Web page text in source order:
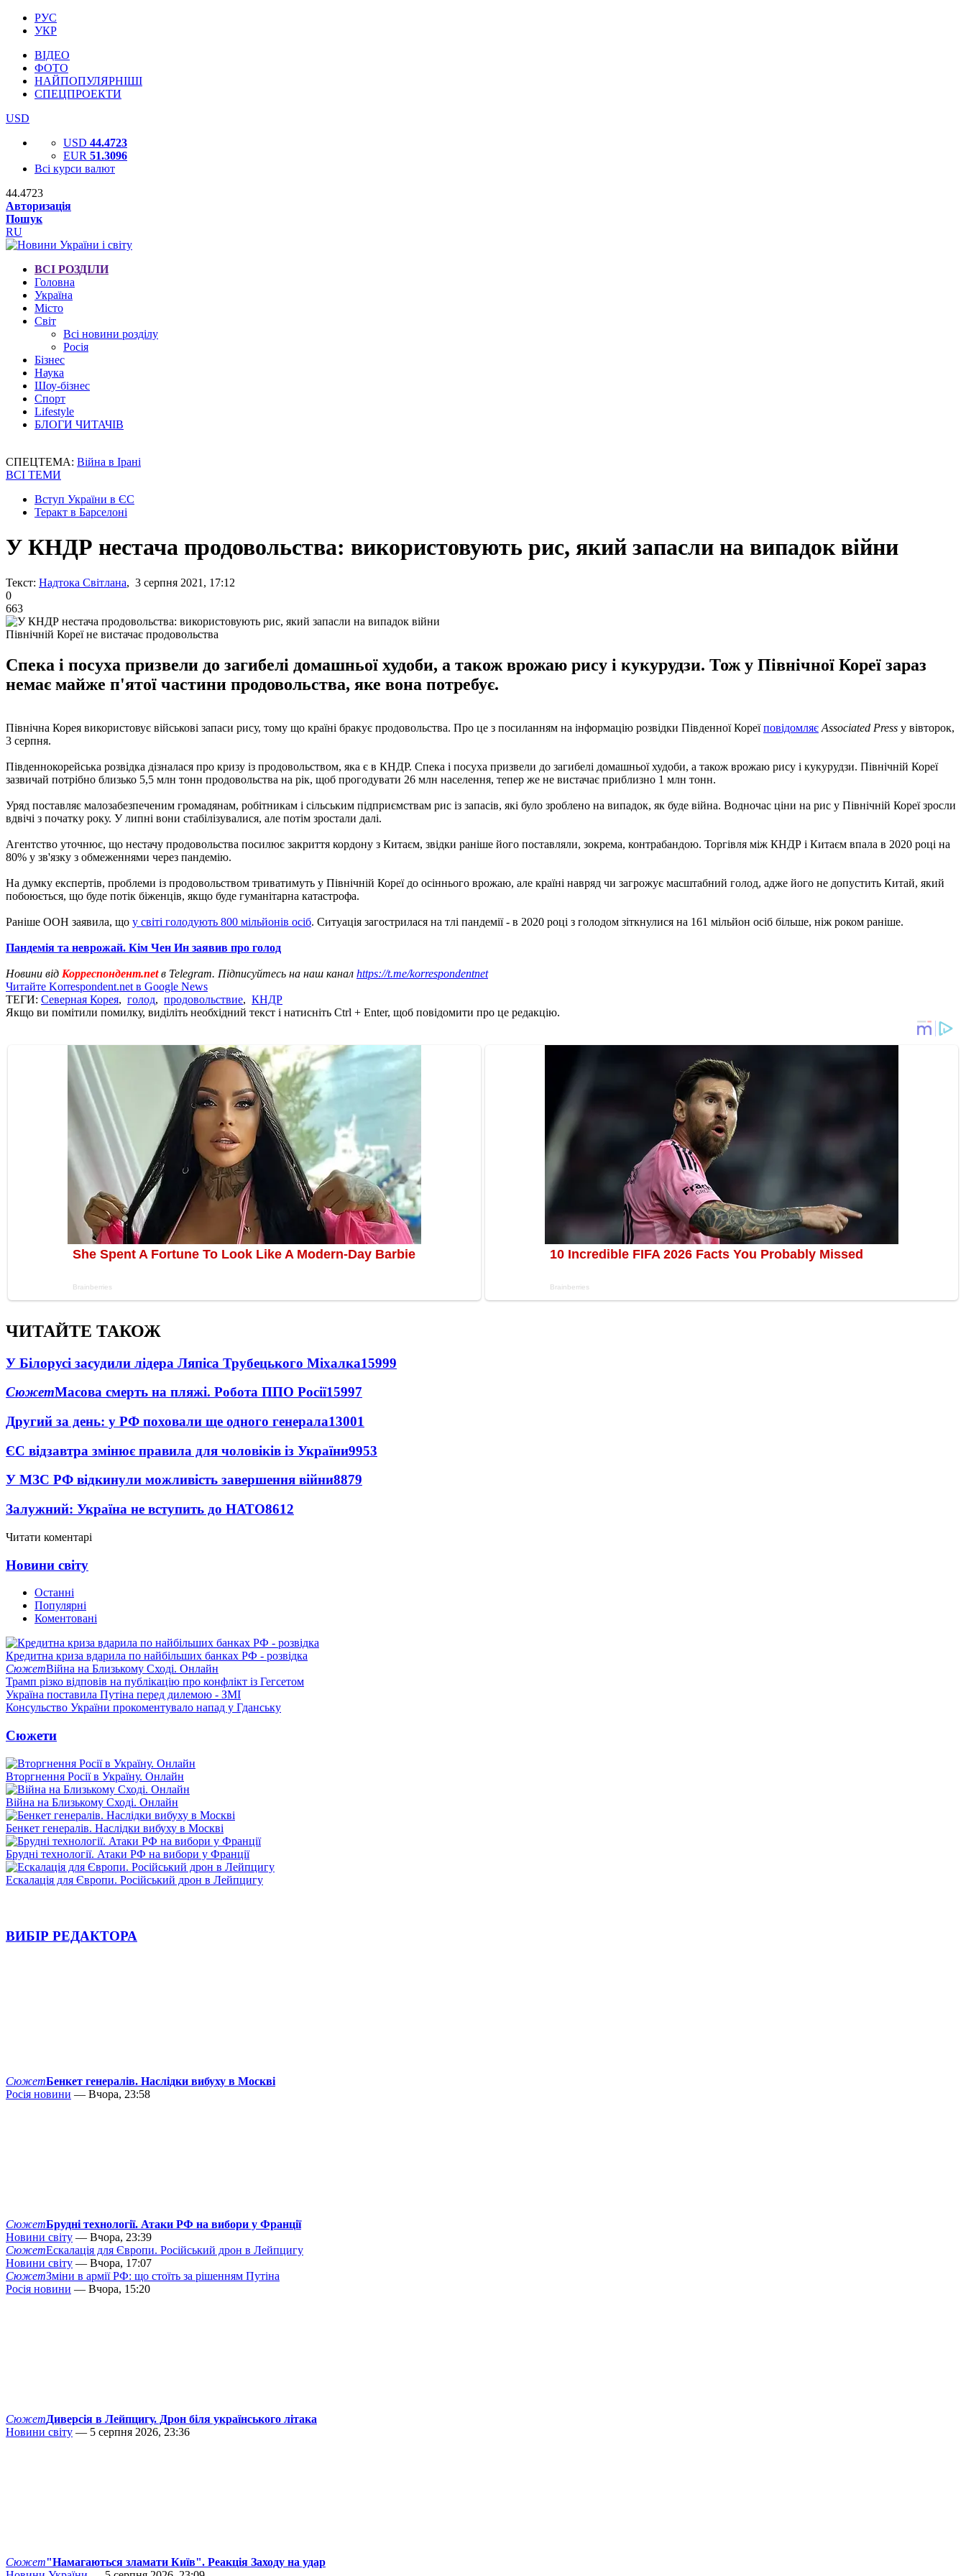
РУС
УКР
ВІДЕО
ФОТО
НАЙПОПУЛЯРНІШІ
СПЕЦПРОЕКТИ
USD
USD 44.4723
EUR 51.3096
Всі курси валют
44.4723
Авторизація
Пошук
RU
ВСІ РОЗДІЛИ
Головна
Україна
Місто
Світ
Всі новини розділу
Росія
Бізнес
Наука
Шоу-бізнес
Спорт
Lifestyle
БЛОГИ ЧИТАЧІВ
СПЕЦТЕМА: Війна в Ірані
ВСІ ТЕМИ
Вступ України в ЄС
Теракт в Барселоні
У КНДР нестача продовольства: використовують рис, який запасли на випадок війни
Текст: Надтока Світлана, 3 серпня 2021, 17:12
0
663
Північній Кореї не вистачає продовольства
Спека і посуха призвели до загибелі домашньої худоби, а також врожаю рису і кукурудзи. Тож у Північної Кореї зараз
немає майже п'ятої частини продовольства, яке вона потребує.
Північна Корея використовує військові запаси рису, тому що країні бракує продовольства. Про це з посиланням на інформацію розвідки Південної Кореїповідомляє Associated Press у вівторок,
3 серпня.
Південнокорейська розвідка дізналася про кризу із продовольством, яка є в КНДР. Спека і посуха призвели до загибелі домашньої худоби, а також врожаю рису і кукурудзи. Північній Кореї
зазвичай потрібно близько 5,5 млн тонн продовольства на рік, щоб прогодувати 26 млн населення, тепер же не вистачає приблизно 1 млн тонн.
Уряд поставляє малозабезпеченим громадянам, робітникам і сільським підприємствам рис із запасів, які було зроблено на випадок, як буде війна. Водночас ціни на рис у Північній Кореї зросли
вдвічі з початку року. У липні вони стабілізувалися, але потім зростали далі.
Агентство уточнює, що нестачу продовольства посилює закриття кордону з Китаєм, звідки раніше його поставляли, зокрема, контрабандою. Торгівля між КНДР і Китаєм впала в 2020 році на
80% у зв'язку з обмеженнями через пандемію.
На думку експертів, проблеми із продовольством триватимуть у Північній Кореї до осіннього врожаю, але країні навряд чи загрожує масштабний голод, адже його не допустить Китай, який
побоюється, що буде потік біженців, якщо буде гуманітарна катастрофа.
Раніше ООН заявила, що у світі голодують 800 мільйонів осіб. Ситуація загострилася на тлі пандемії - в 2020 році з голодом зіткнулися на 161 мільйон осіб більше, ніж роком раніше.
Пандемія та неврожай. Кім Чен Ин заявив про голод
Новини від Корреспондент.netв Telegram. Підписуйтесь на наш канал https://t.me/korrespondentnet
Читайте Korrespondent.net в Google News
ТЕГИ: Северная Корея, голод, продовольствие, КНДР
Якщо ви помітили помилку, виділіть необхідний текст і натисніть Ctrl + Enter, щоб повідомити про це редакцію.
ЧИТАЙТЕ ТАКОЖ
У Білорусі засудили лідера Ляпіса Трубецького Міхалка15999
СюжетМасова смерть на пляжі. Робота ППО Росії15997
Другий за день: у РФ поховали ще одного генерала13001
ЄС відзавтра змінює правила для чоловіків із України9953
У МЗС РФ відкинули можливість завершення війни8879
Залужний: Україна не вступить до НАТО8612
Читати коментарі
Новини світу
Останні
Популярні
Коментовані
Кредитна криза вдарила по найбільших банках РФ - розвідка
СюжетВійна на Близькому Сході. Онлайн
Трамп різко відповів на публікацію про конфлікт із Гегсетом
Україна поставила Путіна перед дилемою - ЗМІ
Консульство України прокоментувало напад у Гданську
Сюжети
Вторгнення Росії в Україну. Онлайн
Війна на Близькому Сході. Онлайн
Бенкет генералів. Наслідки вибуху в Москві
Брудні технології. Атаки РФ на вибори у Франції
Ескалація для Європи. Російський дрон в Лейпцигу
ВИБІР РЕДАКТОРА
СюжетБенкет генералів. Наслідки вибуху в Москві
Росія новини — Вчора, 23:58
СюжетБрудні технології. Атаки РФ на вибори у Франції
Новини світу — Вчора, 23:39
СюжетЕскалація для Європи. Російський дрон в Лейпцигу
Новини світу — Вчора, 17:07
СюжетЗміни в армії РФ: що стоїть за рішенням Путіна
Росія новини — Вчора, 15:20
СюжетДиверсія в Лейпцигу. Дрон біля українського літака
Новини світу — 5 серпня 2026, 23:36
Сюжет"Намагаються зламати Київ". Реакція Заходу на удар